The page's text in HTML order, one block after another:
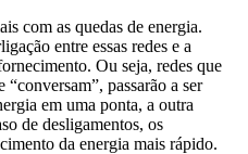
com as quedas de energia.
entre essas redes e a
Ou seja, redes que
passarão a ser
em uma ponta, a outra
de desligamentos, os
da energia mais rápido.